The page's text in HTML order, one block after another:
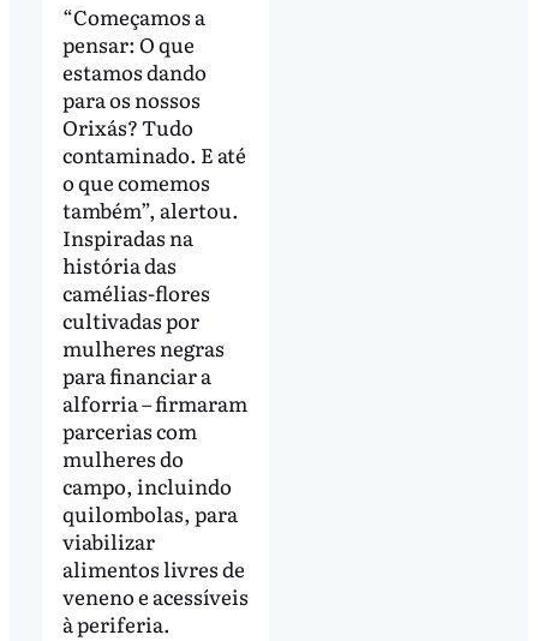
“Começamos a
pensar: O que
estamos dando
para os nossos
Orixás? Tudo
contaminado. E até
o que comemos
também”, alertou.
Inspiradas na
história das
camélias-flores
cultivadas por
mulheres negras
para financiar a
alforria – firmaram
parcerias com
mulheres do
campo, incluindo
quilombolas, para
viabilizar
alimentos livres de
veneno e acessíveis
à periferia.